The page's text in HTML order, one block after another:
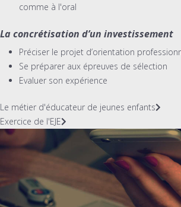
comme à l'oral
La concrétisation d’un investissement
Préciser le projet d’orientation
Se préparer aux épreuves de sélection
Evaluer son expérience
Le métier d'éducateur de jeunes enfants
Exercice de l'EJE